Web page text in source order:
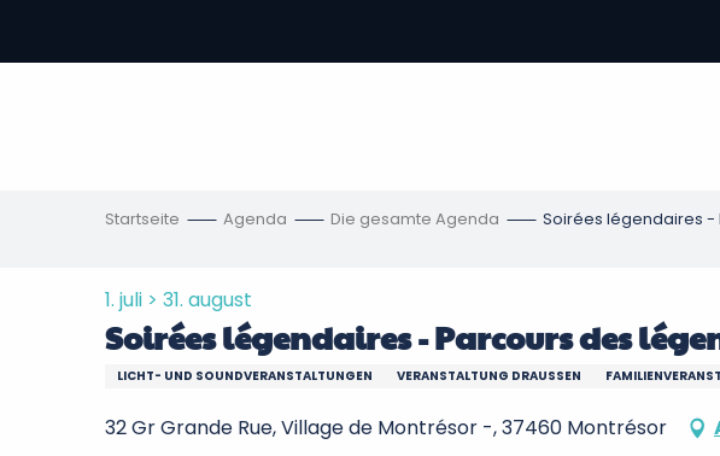
contenu
Startseite Agenda Die gesamte Agenda Soirées légendaires
1. juli > 31. august
Soirées légendaires - Parcours des
LICHT- UND SOUNDVERANSTALTUNGEN VERANSTALTUNG DRAUSSEN
32 Gr Grande Rue, Village de Montrésor -, 37460 Montrésor